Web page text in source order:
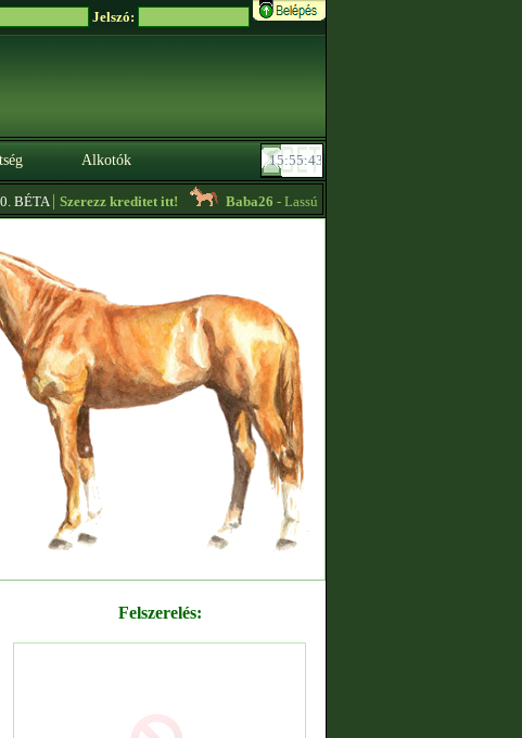
Jelszó:
Alkotók
|Szerezz kreditet itt! Baba26- Lassú körös edzőt keresek sürgősen!! -
Felszerelés: